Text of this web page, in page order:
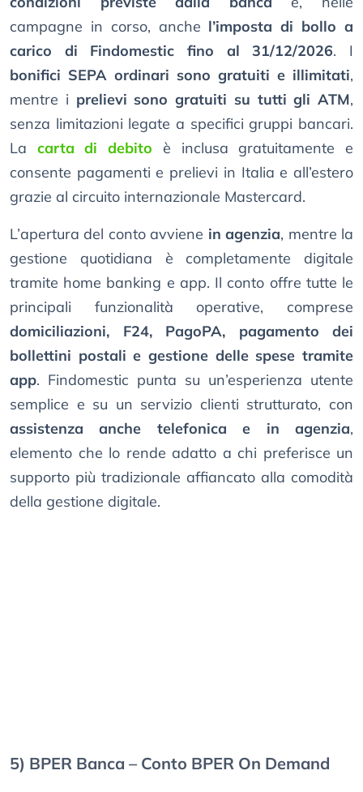
campagne in corso, anche l’imposta di bollo a
carico di Findomestic fino al 31/12/2026. I
bonifici SEPA ordinari sono gratuiti e illimitati,
mentre i prelievi sono gratuiti su tutti gli ATM,
senza limitazioni legate a specifici gruppi bancari.
La carta di debito è inclusa gratuitamente e
consente pagamenti e prelievi in Italia e all’estero
grazie al circuito internazionale Mastercard.
L’apertura del conto avviene in agenzia, mentre la
gestione quotidiana è completamente digitale
tramite home banking e app. Il conto offre tutte le
principali funzionalità operative, comprese
domiciliazioni, F24, PagoPA, pagamento dei
bollettini postali e gestione delle spese tramite
app. Findomestic punta su un’esperienza utente
semplice e su un servizio clienti strutturato, con
assistenza anche telefonica e in agenzia,
elemento che lo rende adatto a chi preferisce un
supporto più tradizionale affiancato alla comodità
della gestione digitale.
5) BPER Banca – Conto BPER On Demand